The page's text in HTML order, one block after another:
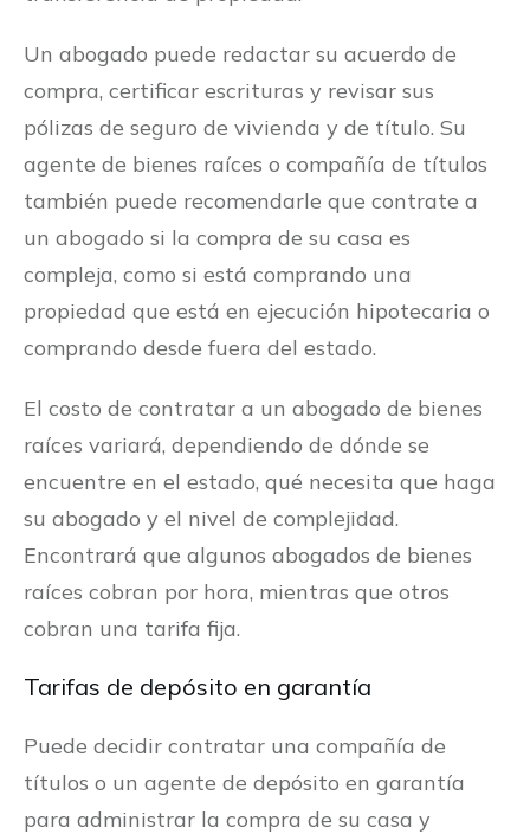
Un abogado puede redactar su acuerdo de
compra, certificar escrituras y revisar sus
pólizas de seguro de vivienda y de título. Su
agente de bienes raíces o compañía de títulos
también puede recomendarle que contrate a
un abogado si la compra de su casa es
compleja, como si está comprando una
propiedad que está en ejecución hipotecaria o
comprando desde fuera del estado.
El costo de contratar a un abogado de bienes
raíces variará, dependiendo de dónde se
encuentre en el estado, qué necesita que haga
su abogado y el nivel de complejidad.
Encontrará que algunos abogados de bienes
raíces cobran por hora, mientras que otros
cobran una tarifa fija.
Tarifas de depósito en garantía
Puede decidir contratar una compañía de
títulos o un agente de depósito en garantía
para administrar la compra de su casa y